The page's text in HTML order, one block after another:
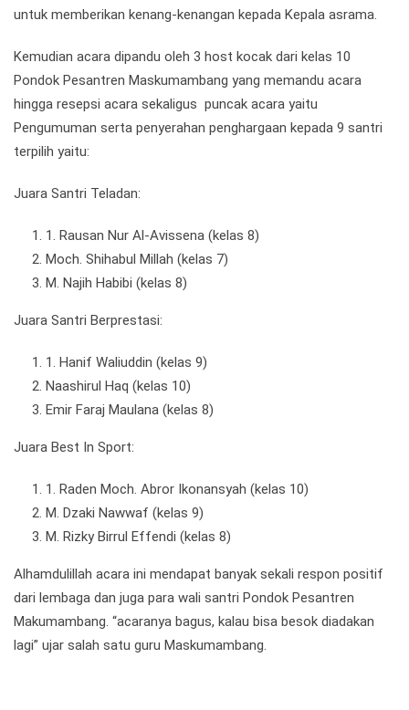
untuk memberikan kenang-kenangan kepada Kepala asrama.
Kemudian acara dipandu oleh 3 host kocak dari kelas 10
Pondok Pesantren Maskumambang yang memandu acara
hingga resepsi acara sekaligus puncak acara yaitu
Pengumuman serta penyerahan penghargaan kepada 9 santri
terpilih yaitu:
Juara Santri Teladan:
1. Rausan Nur Al-Avissena (kelas 8)
Moch. Shihabul Millah (kelas 7)
M. Najih Habibi (kelas 8)
Juara Santri Berprestasi:
1. Hanif Waliuddin (kelas 9)
Naashirul Haq (kelas 10)
Emir Faraj Maulana (kelas 8)
Juara Best In Sport:
1. Raden Moch. Abror Ikonansyah (kelas 10)
M. Dzaki Nawwaf (kelas 9)
M. Rizky Birrul Effendi (kelas 8)
Alhamdulillah acara ini mendapat banyak sekali respon positif
dari lembaga dan juga para wali santri Pondok Pesantren
Makumambang. “acaranya bagus, kalau bisa besok diadakan
lagi” ujar salah satu guru Maskumambang.